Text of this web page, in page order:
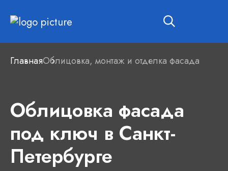
ГлавнаяОблицовка, монтаж и отделка фасада
Облицовка фасада
под ключ в Санкт-
Петербурге